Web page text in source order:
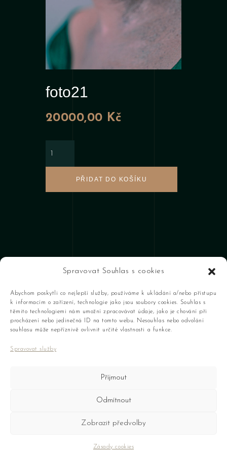
Spravovat Souhlas s cookies
Abychom poskytli co nejlepší služby, používáme k ukládání a/nebo přístupu
k informacím o zařízení, technologie jako jsou soubory cookies. Souhlas s
těmito technologiemi nám umožní zpracovávat údaje, jako je chování při
procházení nebo jedinečná ID na tomto webu. Nesouhlas nebo odvolání
souhlasu může nepříznivě ovlivnit určité vlastnosti a funkce.
Spravovat služby
Příjmout
Odmítnout
Zobrazit předvolby
Zásady cookies
foto21
20000,00 Kč
PŘIDAT DO KOŠÍKU
+420 607 706 547
antoninkaplan@outlook.com
antoninkaplan
Letenské náměstí 5,
170 00 Praha 7-Holešovice, Česko
Obchodní podmínky